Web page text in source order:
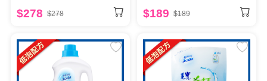
$278 $278 $189 $189